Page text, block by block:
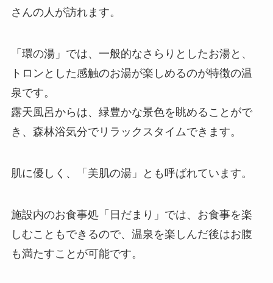
さんの人が訪れます。
「環の湯」では、一般的なさらりとしたお湯と、
トロンとした感触のお湯が楽しめるのが特徴の温
泉です。
露天風呂からは、緑豊かな景色を眺めることがで
き、森林浴気分でリラックスタイムできます。
肌に優しく、「美肌の湯」とも呼ばれています。
施設内のお食事処「日だまり」では、お食事を楽
しむこともできるので、温泉を楽しんだ後はお腹
も満たすことが可能です。